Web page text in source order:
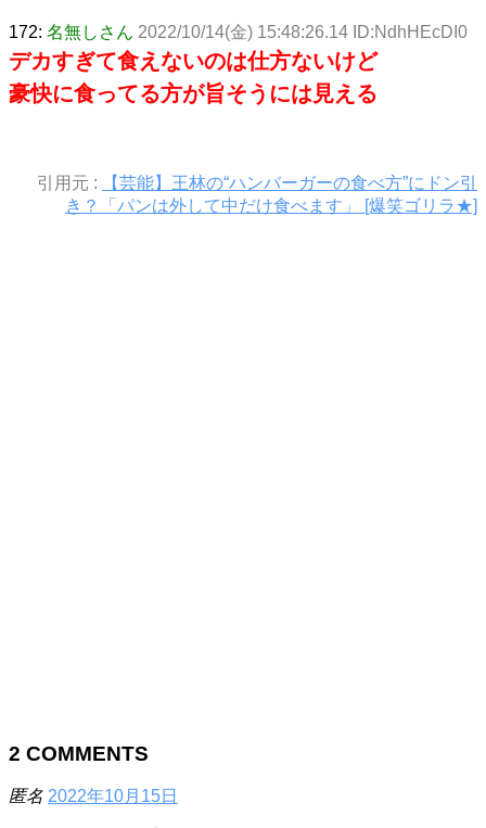
172: 名無しさん 2022/10/14(金) 15:48:26.14 ID:NdhHEcDI0
デカすぎて食えないのは仕方ないけど
豪快に食ってる方が旨そうには見える
引用元 :
【芸能】王林の“ハンバーガーの食べ方”にドン引
き？「パンは外して中だけ食べます」 [爆笑ゴリラ★]
2 COMMENTS
匿名 2022年10月15日